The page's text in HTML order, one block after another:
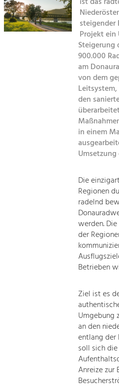
Suche
Landscape.
Tourism
Offer Development and
Art & Culture
Crafts, Science and Research.
Social Affairs,
Equality, Youth and Integration.
Renewable Energy.
Increase in Regional Value Added.
Projekt
900.000
am
von dem
den
in einem
Die
Regionen
radelnd
werden.
der
Betrieben
Ziel ist es
Umgebung
an den
entlang der
soll sich
Anreize zur